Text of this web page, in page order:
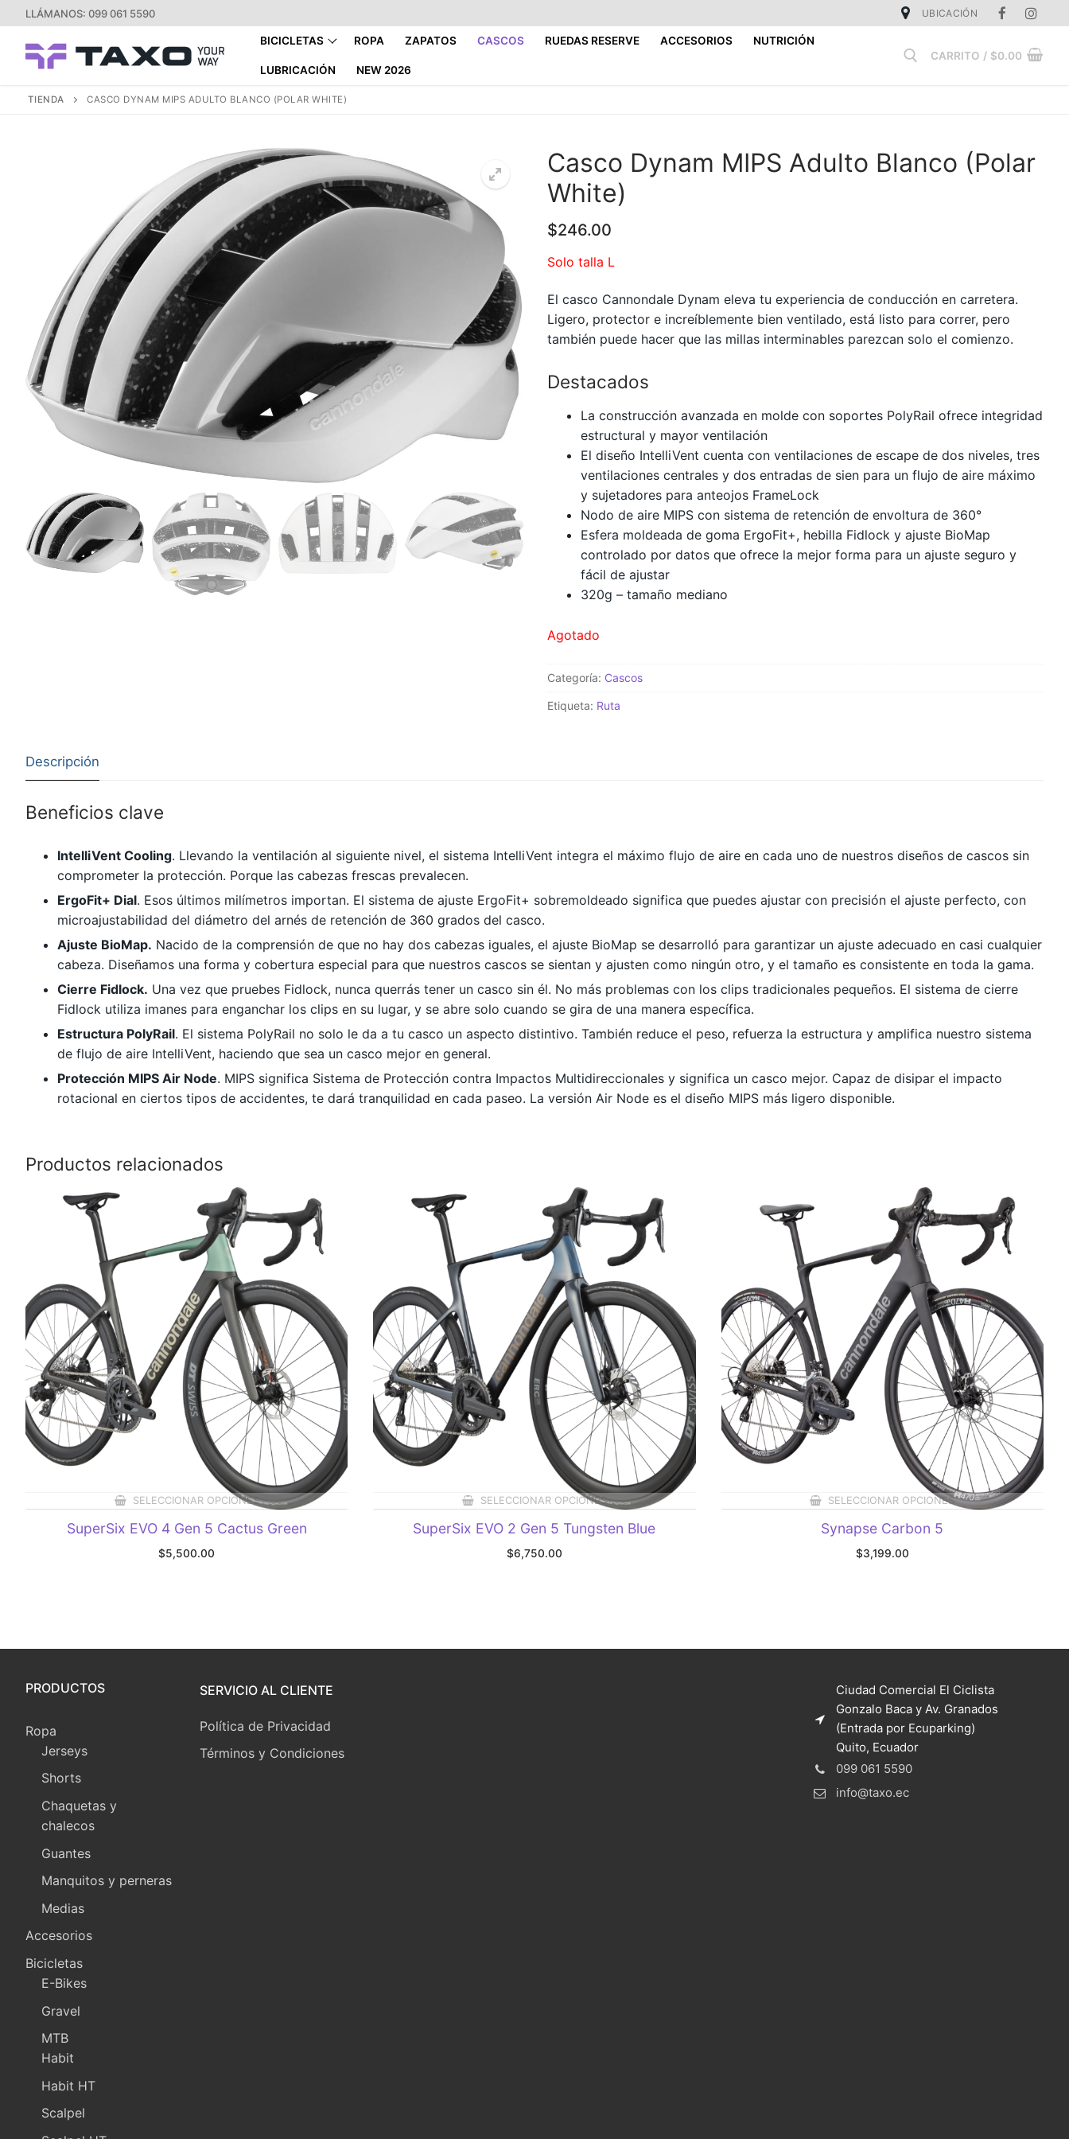
al
contenido
LLÁMANOS: 099 061 5590 UBICACIÓN
BICICLETAS ROPA ZAPATOS CASCOS RUEDAS RESERVE ACCESORIOS NUTRICIÓN
LUBRICACIÓN NEW 2026
CARRITO / $0.00
TIENDA CASCO DYNAM MIPS ADULTO BLANCO (POLAR WHITE)
Casco Dynam MIPS Adulto Blanco (Polar
White)
$246.00
Solo talla L
El casco Cannondale Dynam eleva tu experiencia de conducción en carretera.
Ligero, protector e increíblemente bien ventilado, está listo para correr, pero
también puede hacer que las millas interminables parezcan solo el comienzo.
Destacados
La construcción avanzada en molde con soportes PolyRail ofrece integridad
estructural y mayor ventilación
El diseño IntelliVent cuenta con ventilaciones de escape de dos niveles, tres
ventilaciones centrales y dos entradas de sien para un flujo de aire máximo
y sujetadores para anteojos FrameLock
Nodo de aire MIPS con sistema de retención de envoltura de 360°
Esfera moldeada de goma ErgoFit+, hebilla Fidlock y ajuste BioMap
controlado por datos que ofrece la mejor forma para un ajuste seguro y
fácil de ajustar
320g – tamaño mediano
Agotado
Categoría: Cascos
Etiqueta: Ruta
Descripción
Beneficios clave
IntelliVent Cooling. Llevando la ventilación al siguiente nivel, el sistema IntelliVent integra el máximo flujo de aire en cada uno de nuestros diseños de cascos sin
comprometer la protección. Porque las cabezas frescas prevalecen.
ErgoFit+ Dial. Esos últimos milímetros importan. El sistema de ajuste ErgoFit+ sobremoldeado significa que puedes ajustar con precisión el ajuste perfecto, con
microajustabilidad del diámetro del arnés de retención de 360 grados del casco.
Ajuste BioMap. Nacido de la comprensión de que no hay dos cabezas iguales, el ajuste BioMap se desarrolló para garantizar un ajuste adecuado en casi cualquier
cabeza. Diseñamos una forma y cobertura especial para que nuestros cascos se sientan y ajusten como ningún otro, y el tamaño es consistente en toda la gama.
Cierre Fidlock. Una vez que pruebes Fidlock, nunca querrás tener un casco sin él. No más problemas con los clips tradicionales pequeños. El sistema de cierre
Fidlock utiliza imanes para enganchar los clips en su lugar, y se abre solo cuando se gira de una manera específica.
Estructura PolyRail. El sistema PolyRail no solo le da a tu casco un aspecto distintivo. También reduce el peso, refuerza la estructura y amplifica nuestro sistema
de flujo de aire IntelliVent, haciendo que sea un casco mejor en general.
Protección MIPS Air Node. MIPS significa Sistema de Protección contra Impactos Multidireccionales y significa un casco mejor. Capaz de disipar el impacto
rotacional en ciertos tipos de accidentes, te dará tranquilidad en cada paseo. La versión Air Node es el diseño MIPS más ligero disponible.
Productos relacionados
SELECCIONAR OPCIONES
SuperSix EVO 4 Gen 5 Cactus Green
$5,500.00
SELECCIONAR OPCIONES
SuperSix EVO 2 Gen 5 Tungsten Blue
$6,750.00
SELECCIONAR OPCIONES
Synapse Carbon 5
$3,199.00
PRODUCTOS
Ropa
Jerseys
Shorts
Chaquetas y
chalecos
Guantes
Manquitos y perneras
Medias
Accesorios
Bicicletas
E-Bikes
Gravel
MTB
Habit
Habit HT
Scalpel
SERVICIO AL CLIENTE
Política de Privacidad
Términos y Condiciones
Ciudad Comercial El Ciclista
Gonzalo Baca y Av. Granados
(Entrada por Ecuparking)
Quito, Ecuador
099 061 5590
info@taxo.ec